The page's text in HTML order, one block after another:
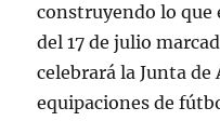
construyendo lo que
del 17 de julio
celebrará la Junta
equipaciones de